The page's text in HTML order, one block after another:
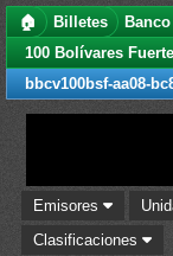
🏠 Billetes
100 Bolívares
bbcv100bsf-aa08-
Emisores
Clasificaciones